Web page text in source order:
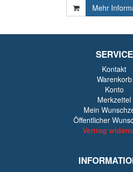
Mehr
SERVICE
Kontakt
Warenkorb
Konto
Merkzettel
Mein
Öffentlicher
Vertrag